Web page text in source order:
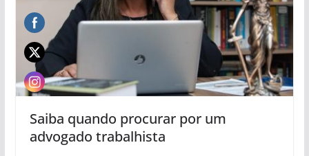
Saiba quando procurar por um
advogado trabalhista